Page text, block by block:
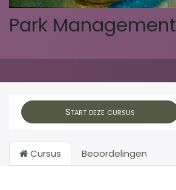
Park Management
Start deze cursus
Cursus Beoordelingen